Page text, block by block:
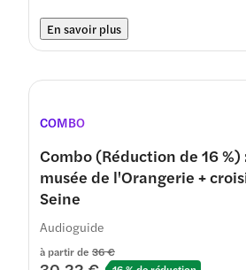
En savoir plus
COMBO
Combo (Réduction de 16
musée de l'Orangerie +
Seine
à partir de 36 €
Audioguide